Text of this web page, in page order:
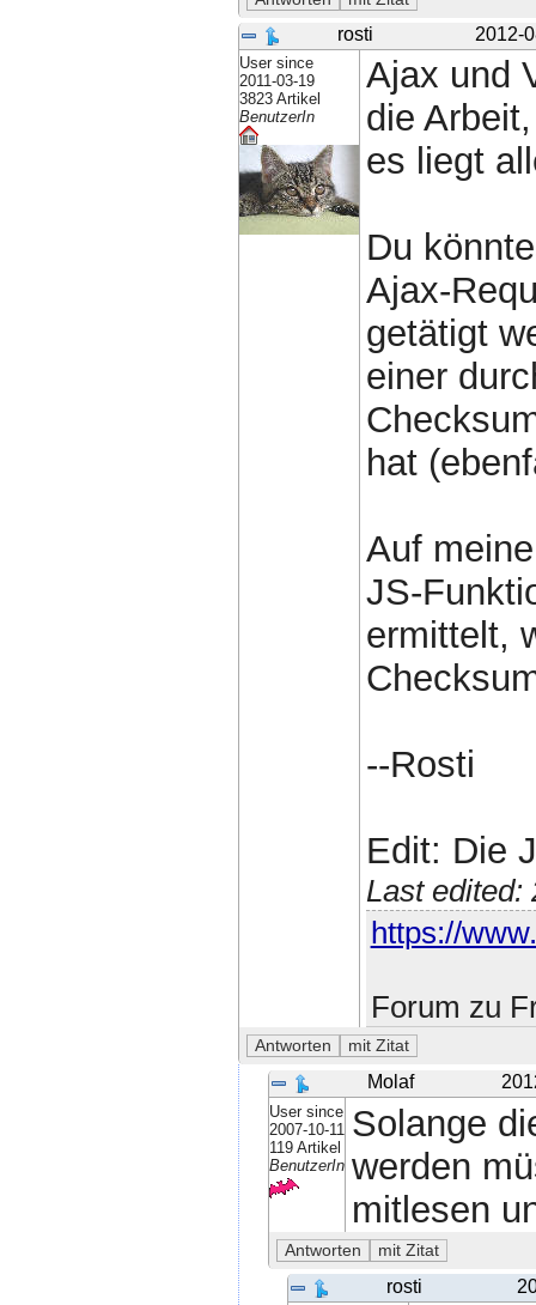
rosti 2012-
User since
2011-03-19
3823 Artikel
BenutzerIn
Ajax und
die
es liegt
Du
Ajax-
getätigt
einer
hat
Auf
JS-
ermittelt,
--Rosti
Edit: Die
Last edited:
https://
Forum zu
Molaf
User since
2007-10-11
119 Artikel
BenutzerIn
Solange
werden
mitlesen
rosti